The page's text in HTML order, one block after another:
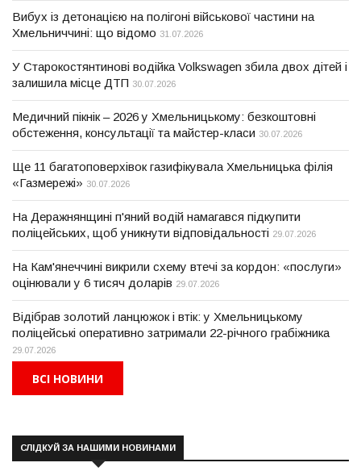
Вибух із детонацією на полігоні військової частини на
Хмельниччині: що відомо 31.07.2026
У Старокостянтинові водійка Volkswagen збила двох дітей і
залишила місце ДТП 30.07.2026
Медичний пікнік – 2026 у Хмельницькому: безкоштовні
обстеження, консультації та майстер-класи 30.07.2026
Ще 11 багатоповерхівок газифікувала Хмельницька філія
«Газмережі» 30.07.2026
На Деражнянщині п'яний водій намагався підкупити
поліцейських, щоб уникнути відповідальності 29.07.2026
На Кам'янеччині викрили схему втечі за кордон: «послуги»
оцінювали у 6 тисяч доларів 29.07.2026
Відібрав золотий ланцюжок і втік: у Хмельницькому
поліцейські оперативно затримали 22-річного грабіжника
29.07.2026
ВСІ НОВИНИ
СЛІДКУЙ ЗА НАШИМИ НОВИНАМИ